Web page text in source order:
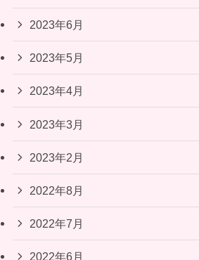
2023年6月
2023年5月
2023年4月
2023年3月
2023年2月
2022年8月
2022年7月
2022年6月